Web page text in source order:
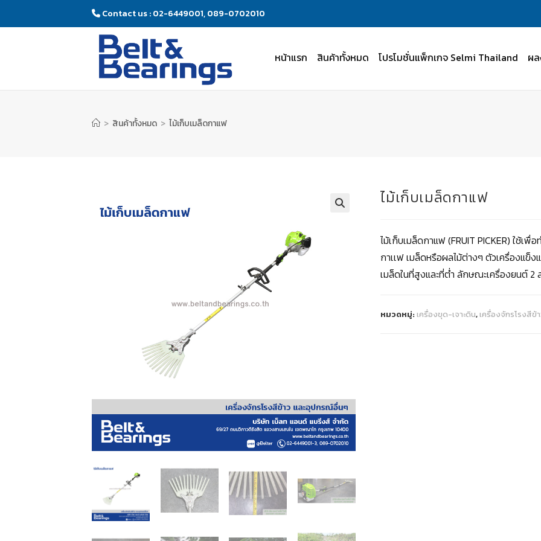
Contact us : 02-6449001, 089-0702010
หน้าแรก สินค้าทั้งหมด โปรโมชั่นแพ็กเกจ Selmi Thailand ผ
> สินค้าทั้งหมด > ไม้เก็บเมล็ดกาแฟ
ไม้เก็บเมล็ดกาแฟ
ไม้เก็บเมล็ดกาแฟ (FRUIT PICKER) ใช้เ
กาเเฟ เมล็ดหรือผลไม้ต่างๆ ตัวเครื่องแข็ง
เมล็ดในที่สูงและที่ต่ำ ลักษณะเครื่องยนต์ 2
หมวดหมู่:เครื่องขุด-เจาะดิน,เครื่องจักรโรงสี